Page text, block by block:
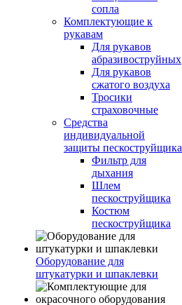
сопла
Комплектующие к
рукавам
Для рукавов
абразивоструйных
Для рукавов
сжатого воздуха
Тросики
страховочные
Средства
индивидуальной
защиты пескоструйщика
Фильтр для
дыхания
Шлем
пескоструйщика
Костюм
пескоструйщика
Оборудование для
штукатурки и шпаклевки